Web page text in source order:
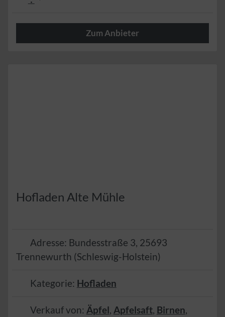
Zum Anbieter
Hofladen Alte Mühle
Adresse: Bundesstraße 3 25693
Trennewurth (Schleswig-Holstein)
Kategorie: Hofladen
Verkauf von: Äpfel Apfelsaft, Birnen